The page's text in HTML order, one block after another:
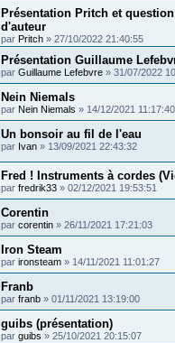
Présentation Pritch et
d'auteur
par Pritch » 27/10/2022 21:40:55
Présentation Guillaume
par Guillaume Lefebvre » 31/07/2022
Nein Niemals
par Nein Niemals » 14/12/2021 11:17:40
Un bonsoir au fil de l'eau
par Ivan » 13/09/2021 22:43:32
Fred ! Instruments à cordes
par fredrik33 » 02/12/2021 19:53:51
Corentin
par corentin » 26/11/2021 17:21:03
Iron Steam
par ironsteam » 14/11/2021 11:01:27
Franb
par franb » 01/11/2021 13:19:00
guibs (présentation)
par guibs » 25/10/2021 20:15:07